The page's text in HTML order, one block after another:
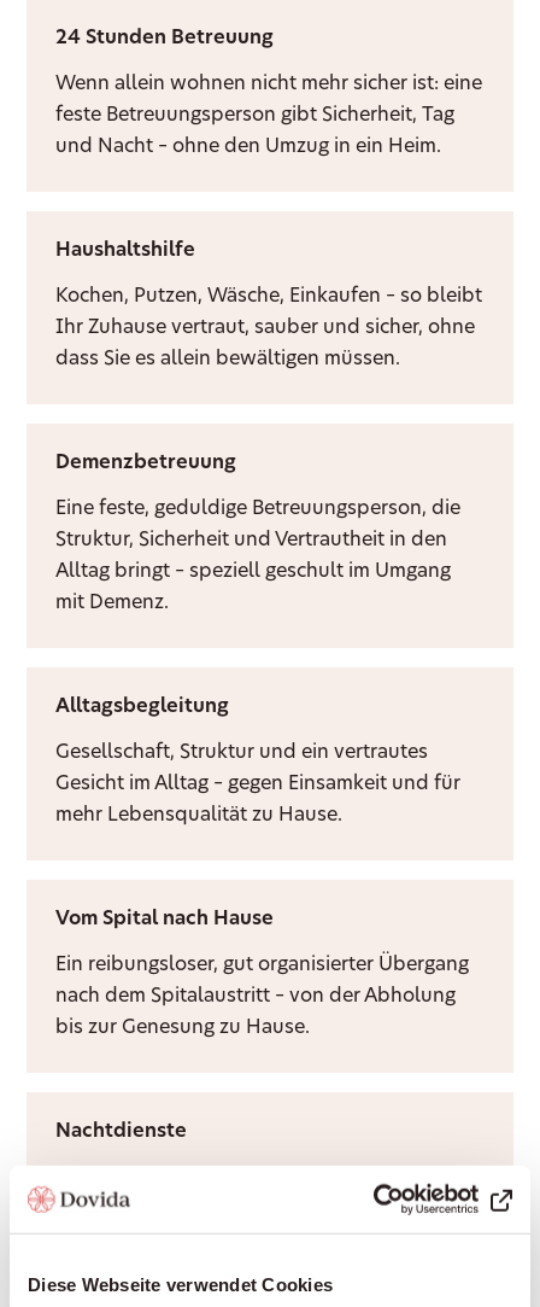
Diese Webseite verwendet Cookies
24 Stunden Betreuung
Wenn allein wohnen nicht mehr sicher ist: eine
feste Betreuungsperson gibt Sicherheit, Tag
und Nacht – ohne den Umzug in ein Heim.
Haushaltshilfe
Kochen, Putzen, Wäsche, Einkaufen – so bleibt
Ihr Zuhause vertraut, sauber und sicher, ohne
dass Sie es allein bewältigen müssen.
Demenzbetreuung
Eine feste, geduldige Betreuungsperson, die
Struktur, Sicherheit und Vertrautheit in den
Alltag bringt – speziell geschult im Umgang
mit Demenz.
Alltagsbegleitung
Gesellschaft, Struktur und ein vertrautes
Gesicht im Alltag – gegen Einsamkeit und für
mehr Lebensqualität zu Hause.
Vom Spital nach Hause
Ein reibungsloser, gut organisierter Übergang
nach dem Spitalaustritt – von der Abholung
bis zur Genesung zu Hause.
Nachtdienste
durch Rufbereitschaft oder aktive Sitzwache,
ganz nach Bedarf.